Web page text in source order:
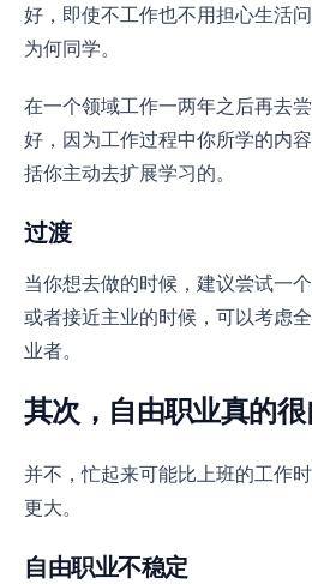
好，即使不工作也不用担心生活
为何同学。
在一个领域工作一两年之后再去
好，因为工作过程中你所学的内
括你主动去扩展学习的。
过渡
当你想去做的时候，建议尝试一
或者接近主业的时候，可以考虑
业者。
其次，自由职业真的
并不，忙起来可能比上班的工作
更大。
自由职业不稳定